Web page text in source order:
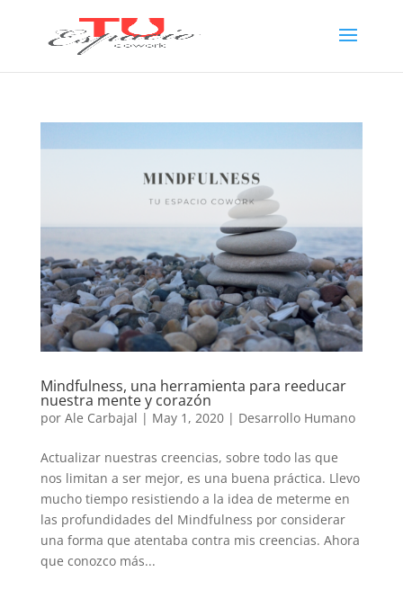
Mindfulness, una herramienta para reeducar
nuestra mente y corazón
por Ale Carbajal | May 1, 2020| Desarrollo Humano
Actualizar nuestras creencias, sobre todo las que
nos limitan a ser mejor, es una buena práctica. Llevo
mucho tiempo resistiendo a la idea de meterme en
las profundidades del Mindfulness por considerar
una forma que atentaba contra mis creencias. Ahora
que conozco más...